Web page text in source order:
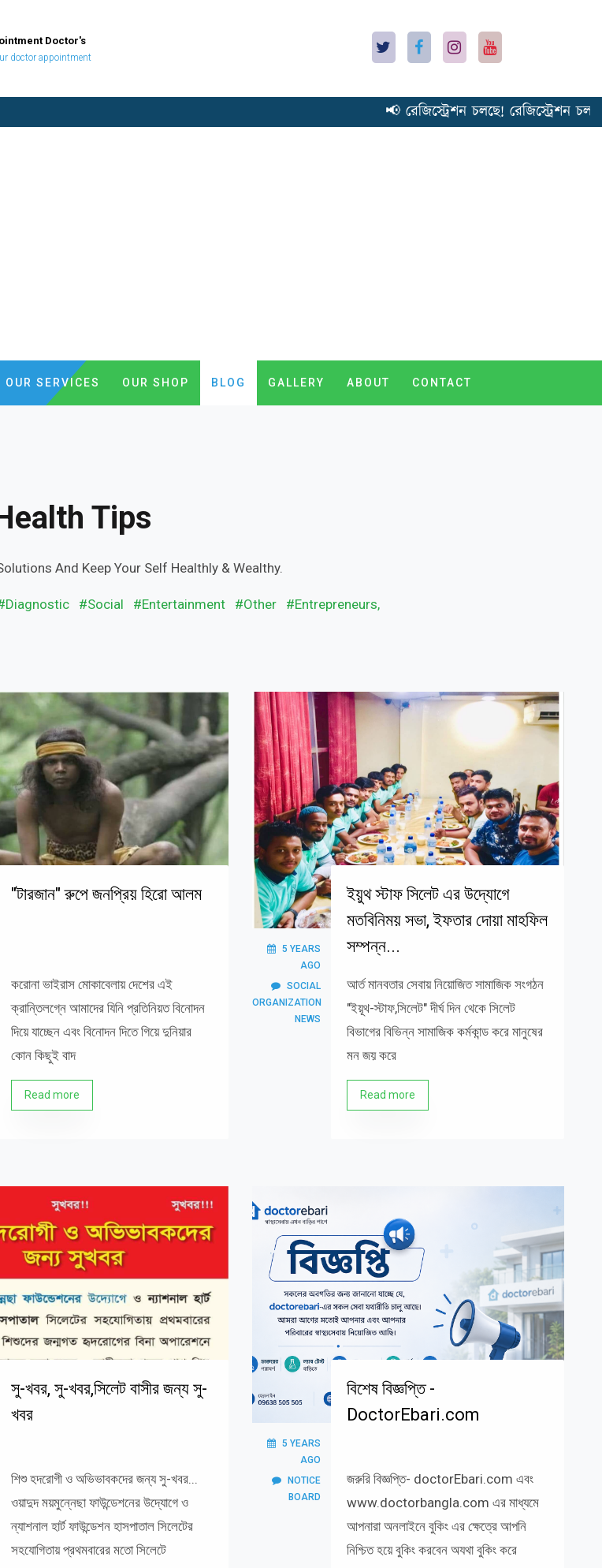
Doctor's
doctor appointment
📢 রেজিস্ট্রেশন চলছে! রেজিস্ট্রেশন
OUR SERVICES OUR SHOP BLOG GALLERY ABOUT CONTACT
Tips
And Keep Your Self Healthly & Wealthy.
#Social #Entertainment #Other #Entrepreneurs,
"টারজান" রুপে জনপ্রিয় হিরো আলম
করোনা ভাইরাস মোকাবেলায় দেশের এই
ক্রান্তিলগ্নে আমাদের যিনি প্রতিনিয়ত বিনোদন
দিয়ে যাচ্ছেন এবং বিনোদন দিতে গিয়ে দুনিয়ার
কোন কিছুই বাদ
Read more
5 YEARS
AGO
SOCIAL
ORGANIZATION
NEWS
ইয়ুথ স্টাফ সিলেট এর উদ্যোগে
মতবিনিময় সভা, ইফতার দোয়া মাহফিল
সম্পন্ন...
আর্ত মানবতার সেবায় নিয়োজিত সামাজিক সংগঠন
"ইয়ূথ-স্টাফ,সিলেট" দীর্ঘ দিন থেকে সিলেট
বিভাগের বিভিন্ন সামাজিক কর্মকান্ড করে মানুষের
মন জয় করে
Read more
সু-খবর, সু-খবর,সিলেট বাসীর জন্য সু-
খবর
শিশু হদরোগী ও অভিভাবকদের জন্য সু-খবর...
ওয়াদুদ ময়মুন্নেছা ফাউন্ডেশনের উদ্যোগে ও
ন্যাশনাল হার্ট ফাউন্ডেশন হাসপাতাল সিলেটের
সহযোগিতায় প্রথমবারের মতো সিলেটে
5 YEARS
AGO
NOTICE
BOARD
বিশেষ বিজ্ঞপ্তি -
DoctorEbari.com
জরুরি বিজ্ঞপ্তি- doctorEbari.com এবং
www.doctorbangla.com এর মাধ্যমে
আপনারা অনলাইনে বুকিং এর ক্ষেত্রে আপনি
নিশ্চিত হয়ে বুকিং করবেন অযথা বুকিং করে